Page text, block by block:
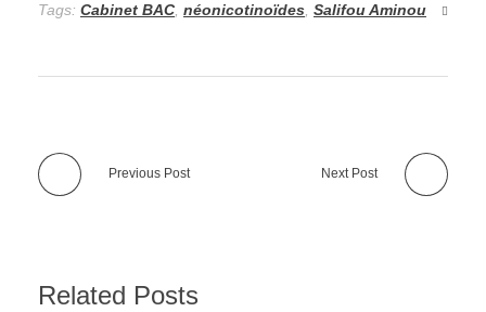
Tags: Cabinet BAC néonicotinoïdes Salifou Aminou
Previous Post Next Post
Related Posts